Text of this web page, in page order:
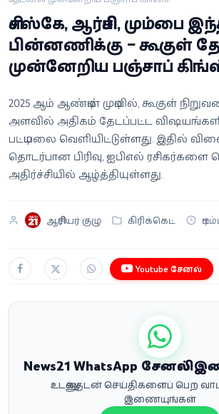
வீடியோ
வணிகம்
வெப்ஸ்டோரி
தமிழ்
சிஎஸ்கே, ஆர்சிபி, மும்பை
பின்னணிக்கு – கூகுள்
முன்னேறிய பஞ்சாப்
2025 ஆம் ஆண்டின் முடிவில், கூகுள்
அளவில் அதிகம் தேடப்பட்ட
பட்டியலை வெளியிட்டுள்ளது. இதில்
தொடர்பான பிரிவு, ஐபிஎல் ரசிகர்களை
அதிர்ச்சியில் ஆழ்த்தியுள்ளது.
ஆசிரியர் குழு கிரிக்கெட்
Youtube சேனல்
News21 WhatsApp
உடனுக்குடன் செய்திகளைப் பெற
இணையுங்கள்